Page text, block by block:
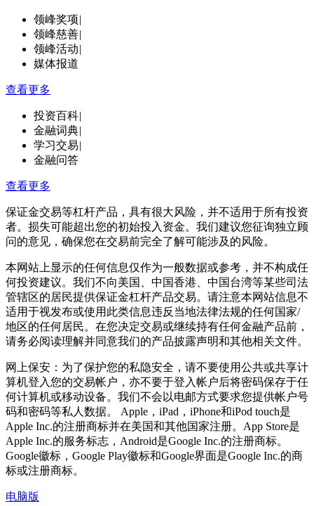
领峰奖项|
领峰慈善|
领峰活动|
媒体报道
查看更多
投资百科|
金融词典|
学习交易|
金融问答
查看更多
保证金交易等杠杆产品，具有很大风险，并不适用于所有投资
者。损失可能超出您的初始投入资金。我们建议您征询独立顾
问的意见，确保您在交易前完全了解可能涉及的风险。
本网站上显示的任何信息仅作为一般数据或参考，并不构成任
何投资建议。我们不向美国、中国香港、中国台湾等某些司法
管辖区的居民提供保证金杠杆产品交易。请注意本网站信息不
适用于视发布或使用此类信息违反当地法律法规的任何国家/
地区的任何居民。在您决定交易或继续持有任何金融产品前，
请务必阅读理解并同意我们的产品披露声明和其他相关文件。
网上保安：为了保护您的私隐安全，请不要使用公共或共享计
算机登入您的交易帐户，亦不要于登入帐户后将密码保存于任
何计算机或移动设备。我们不会以电邮方式要求您提供帐户号
码和密码等私人数据。 Apple，iPad，iPhone和iPod touch是
Apple Inc.的注册商标并在美国和其他国家注册。App Store是
Apple Inc.的服务标志，Android是Google Inc.的注册商标。
Google徽标，Google Play徽标和Google界面是Google Inc.的商
标或注册商标。
电脑版